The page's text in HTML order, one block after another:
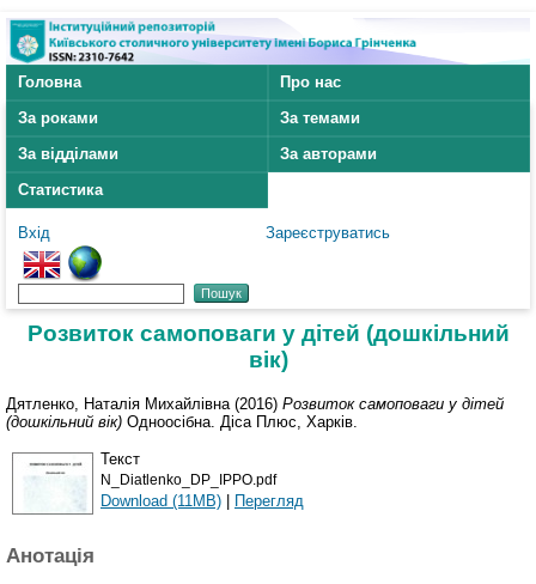
Головна
Про нас
За роками
За темами
За відділами
За авторами
Статистика
Вхід Зареєструватись
Розвиток самоповаги у дітей (дошкільний
вік)
Дятленко, Наталія Михайлівна (2016) Розвиток самоповаги у дітей
(дошкільний вік) Одноосібна. Діса Плюс, Харків.
Текст
N_Diatlenko_DP_IPPO.pdf
Download (11MB) | Перегляд
Анотація